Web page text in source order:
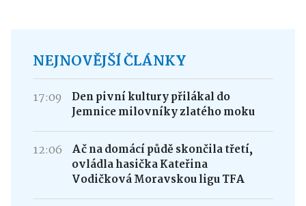
NEJNOVĚJŠÍ ČLÁNKY
17:09
Den pivní kultury přilákal do
Jemnice milovníky zlatého moku
12:06
Ač na domácí půdě skončila třetí,
ovládla hasička Kateřina
Vodičková Moravskou ligu TFA